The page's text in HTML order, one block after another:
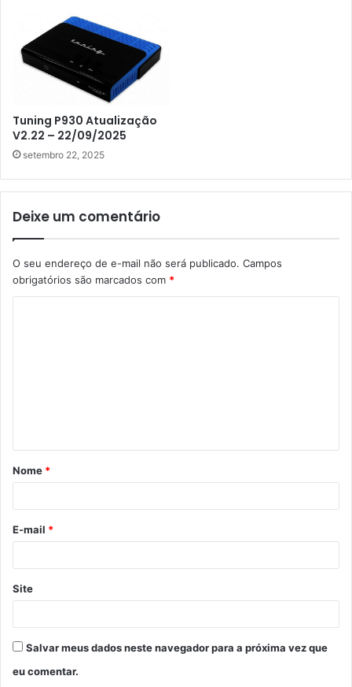
Tuning P930 Atualização
V2.22 – 22/09/2025
setembro 22, 2025
Deixe um comentário
O seu endereço de e-mail não será publicado. Campos
obrigatórios são marcados com *
á
r
*
Nome *
E-mail *
Site
Salvar meus dados neste navegador para a próxima vez que
eu comentar.